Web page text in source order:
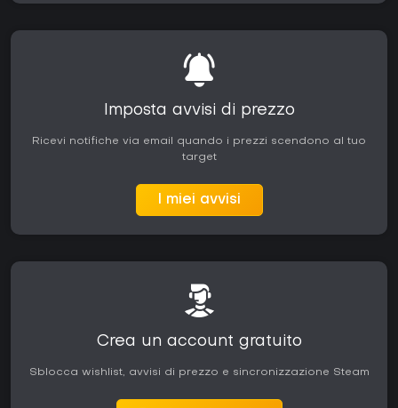
Imposta avvisi di prezzo
Ricevi notifiche via email quando i prezzi scendono al tuo
target
I miei avvisi
Crea un account gratuito
Sblocca wishlist, avvisi di prezzo e sincronizzazione Steam